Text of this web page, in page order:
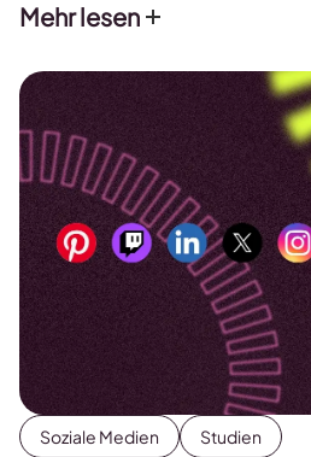
basierend auf zwei Jahren
du dran: Wir haben die […]
Mehr lesen
Soziale Medien Studien